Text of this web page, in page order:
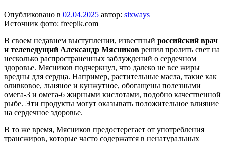
Опубликовано в 02.04.2025 автор: sixways
Источник фото: freepik.com
В своем недавнем выступлении, известный российский врач
и телеведущий Александр Мясников решил пролить свет на
несколько распространенных заблуждений о сердечном
здоровье. Мясников подчеркнул, что далеко не все жиры
вредны для сердца. Например, растительные масла, такие как
оливковое, льняное и кунжутное, обогащены полезными
омега-3 и омега-6 жирными кислотами, подобно качественной
рыбе. Эти продукты могут оказывать положительное влияние
на сердечное здоровье.
В то же время, Мясников предостерегает от употребления
трансжиров, которые часто содержатся в ненатуральных